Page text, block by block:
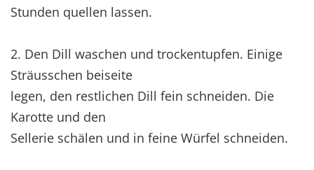
Stunden quellen lassen.
2. Den Dill waschen und trockentupfen. Einige
Sträusschen beiseite
legen, den restlichen Dill fein schneiden. Die
Karotte und den
Sellerie schälen und in feine Würfel schneiden.